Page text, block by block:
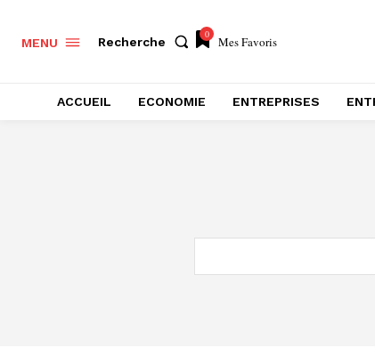
MENU Recherche
0 Mes Favoris
ACCUEIL ECONOMIE ENTREPRISES